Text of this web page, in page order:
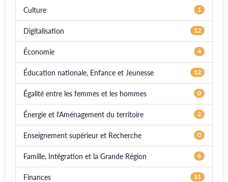
Culture 1
Digitalisation 12
Économie 4
Éducation nationale, Enfance et Jeunesse 12
Égalité entre les femmes et les hommes 0
Énergie et l'Aménagement du territoire 2
Enseignement supérieur et Recherche 0
Famille, Intégration et la Grande Région 6
Finances 11